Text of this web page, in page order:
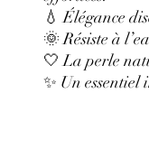
💧 Élégance
🌞 Résiste à
🤍 La perle
✨ Un